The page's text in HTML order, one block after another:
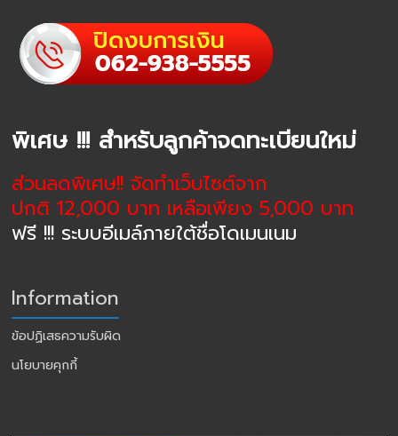
พิเศษ !!! สำหรับลูกค้าจดทะเบียนใหม่
ส่วนลดพิเศษ!! จัดทำเว็บไซต์จาก
ปกติ 12,000 บาท เหลือเพียง 5,000 บาท
ฟรี !!! ระบบอีเมล์ภายใต้ชื่อโดเมนเนม
Information
ข้อปฏิเสธความรับผิด
นโยบายคุกกี้